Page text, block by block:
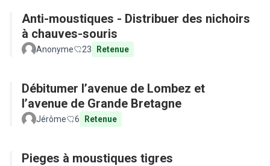
Anti-moustiques - Distribuer des nichoirs
à chauves-souris
Anonyme 23 Retenue
Débitumer l’avenue de Lombez et
l’avenue de Grande Bretagne
Jérôme 6 Retenue
Pieges à moustiques tigres